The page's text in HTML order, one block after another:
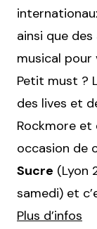
ainsi que
musical pour
Petit must ?
des lives et
Rockmore et
occasion de
Sucre (Lyon
samedi) et
Plus d’infos